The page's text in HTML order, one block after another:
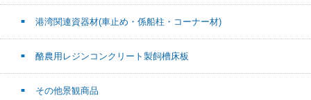
港湾関連資器材(車止め・係船柱・コーナー材)
酪農用レジンコンクリート製飼槽床板
その他景観商品